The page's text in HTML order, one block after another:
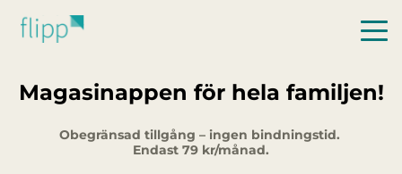
Magasinappen för hela familjen!
Obegränsad tillgång – ingen bindningstid.
Endast 79 kr/månad.